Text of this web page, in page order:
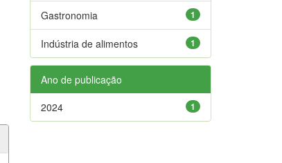
1
Gastronomia
1
Indústria de alimentos
Ano de publicação
1
2024